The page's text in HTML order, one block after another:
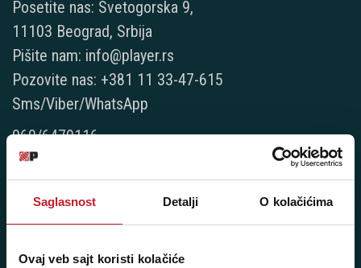
Saglasnost Detalji O kolačićima
Ovaj veb sajt koristi kolačiće
Posetite nas: Svetogorska 9,
11103 Beograd, Srbija
Pišite nam: info@player.rs
Pozovite nas: +381 11 33-47-615
Sms/Viber/WhatsApp
060/6470116
NAŠE PRODAVNICE
Beograd - Svetogorska 9
Telefoni: